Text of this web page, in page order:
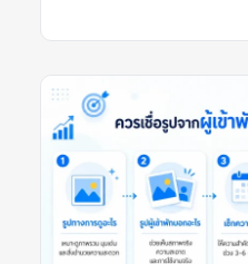
เพียงอย่างเดียว ควรดูหลายสั
ตัดสินใจ รีวิวพูลวิลล่าที่ดีหมายถึง
ให้ข้อมูลเพียงพอสำหรับการตัด
คะแนนสูง แต่ต้องบอกให้ชัดว่าที่
และเหมาะกับผู้เข้าพักแบบไหน
บ้านตรงกับรูปไหม สระสะอาดหรื
คนจริงไหม ห้องน้ำใช้งานสะดว
ค่าใช้จ่ายเพิ่มเติมที่ควรรู้ก่อนจอ
คือรีวิวที่บอกว่า “ไป 10 คน ห้อง
สะอาด แต่ทางเข้าค่อนข้างแคบ